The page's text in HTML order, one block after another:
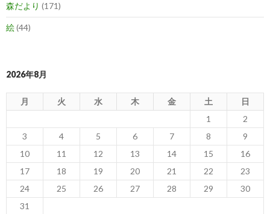
森だより (171)
絵(44)
2026年8月
月 火 水 木 金 土 日
1
2
3
4 5 6 7 8
9
10
11 12 13 14 15
16
17
18 19 20 21 22
23
24
25 26 27 28 29
30
31